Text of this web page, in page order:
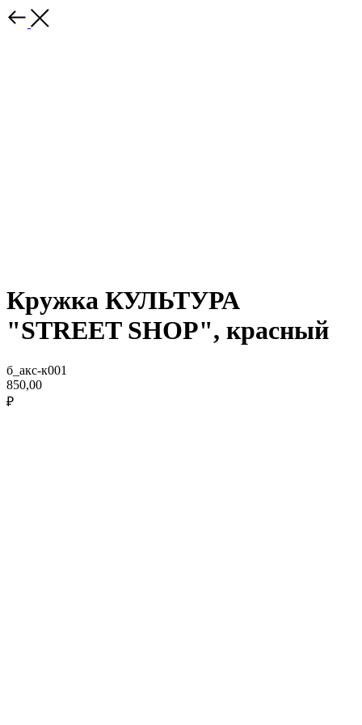
Кружка КУЛЬТУРА
"STREET SHOP", красный
б_акс-к001
850,00
₽